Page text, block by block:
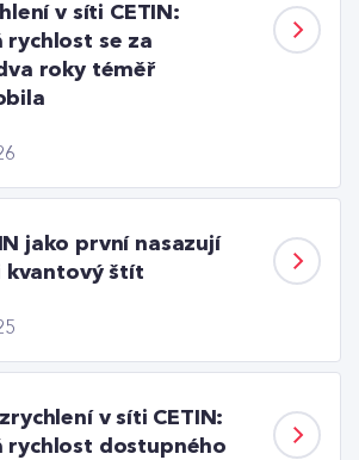
v síti CETIN:
rychlost se za
roky téměř
jako první nasazují
kvantový štít
v síti CETIN:
rychlost dostupného